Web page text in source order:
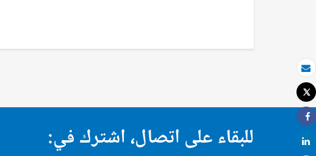
بريد الكتروني
طباعة
Tweet
Share
Share
للبقاء على اتصال، اشترك في: